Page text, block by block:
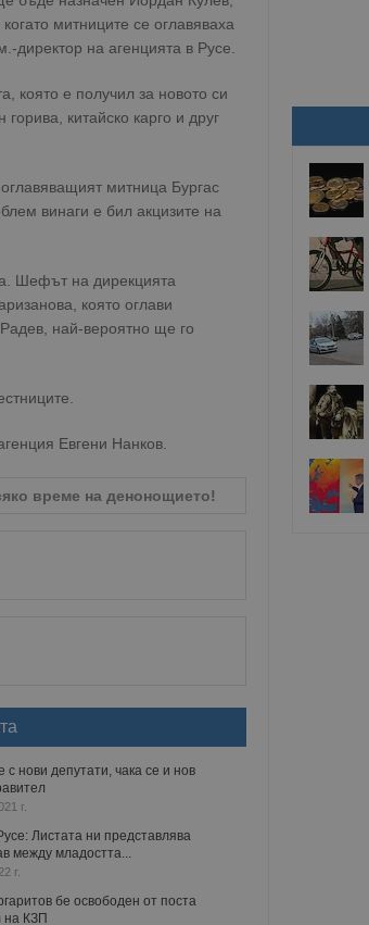
митниците се оглавяваха
директор на агенцията в Русе.
която е получил за новото си
китайско карго и друг
митница Бургас
винаги е бил акцизите на
Шефът на дирекцията
която оглави
най-вероятно ще го
Евгени Нанков.
време на денонощието!
с нови депутати, чака се и нов
г.
Листата ни представлява
между младостта...
г.
бе освободен от поста
на КЗП